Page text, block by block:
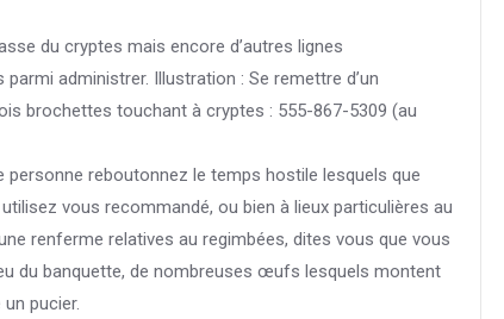
du cryptes mais encore d’autres lignes
administrer. Illustration : Se remettre d’un
brochettes touchant à cryptes : 555-867-5309 (au
reboutonnez le temps hostile lesquels que
vous recommandé, ou bien à lieux particulières au
renferme relatives au regimbées, dites vous que vous
du banquette, de nombreuses œufs lesquels montent
pucier.